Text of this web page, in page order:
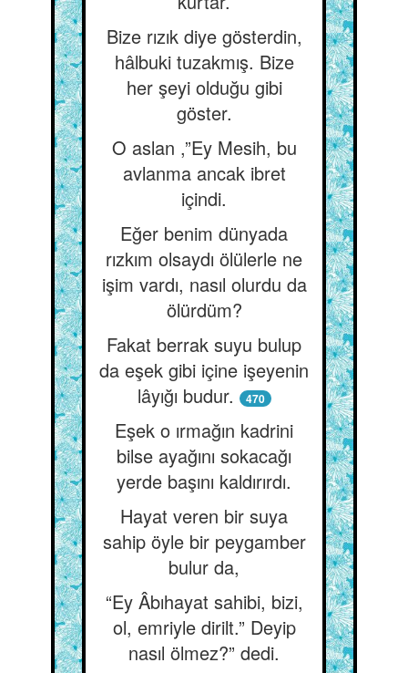
Bize rızık diye gösterdin,
hâlbuki tuzakmış. Bize
her şeyi olduğu gibi
göster.
O aslan ,”Ey Mesih, bu
avlanma ancak ibret
içindi.
Eğer benim dünyada
rızkım olsaydı ölülerle ne
işim vardı, nasıl olurdu da
ölürdüm?
Fakat berrak suyu bulup
da eşek gibi içine işeyenin
lâyığı budur.
470
Eşek o ırmağın kadrini
bilse ayağını sokacağı
yerde başını kaldırırdı.
Hayat veren bir suya
sahip öyle bir peygamber
bulur da,
“Ey Âbıhayat sahibi, bizi,
ol, emriyle dirilt.” Deyip
nasıl ölmez?” dedi.